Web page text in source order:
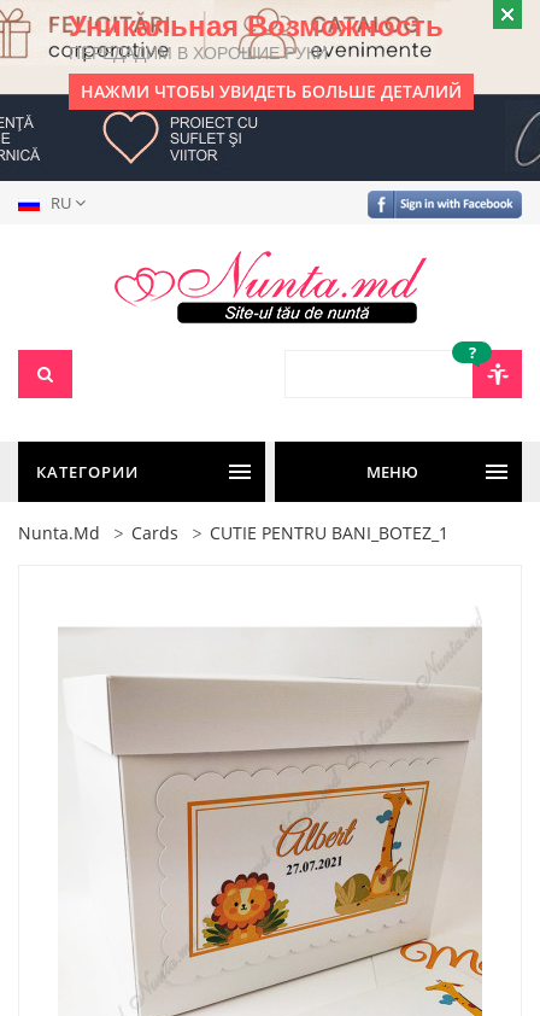
Уникальная Возможность
ПЕРЕДАДИМ В ХОРОШИЕ РУКИ
НАЖМИ ЧТОБЫ УВИДЕТЬ БОЛЬШЕ ДЕТАЛИЙ
RU
?
КАТЕГОРИИ МЕНЮ
Nunta.md Cards CUTIE PENTRU BANI_BOTEZ_1